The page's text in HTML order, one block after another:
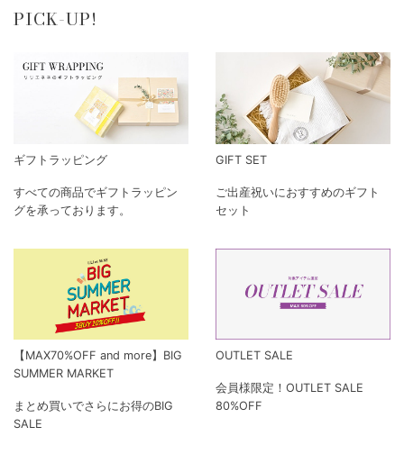
PICK-UP!
ギフトラッピング
すべての商品でギフトラッピン
グを承っております。
GIFT SET
ご出産祝いにおすすめのギフト
セット
【MAX70%OFF and more】BIG
SUMMER MARKET
まとめ買いでさらにお得のBIG
SALE
OUTLET SALE
会員様限定！OUTLET SALE
80%OFF